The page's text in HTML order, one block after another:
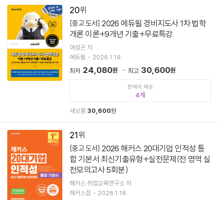
20
[중고 도서] 2026 에듀윌 경비지도사 1차 법학
개론 이론+9개년 기출+무료특강
여성곤 저
에듀윌
2026.1.19.
최저 24,080원 최고 30,600원
판매자 배송
4
새상품 30,600원
21
[중고 도서] 2026 해커스 20대기업 인적성 통
합 기본서 최신기출유형+실전문제(전 영역 실
전모의고사 5회분)
해커스 취업교육연구소 저
해커스잡
2026.1.16.